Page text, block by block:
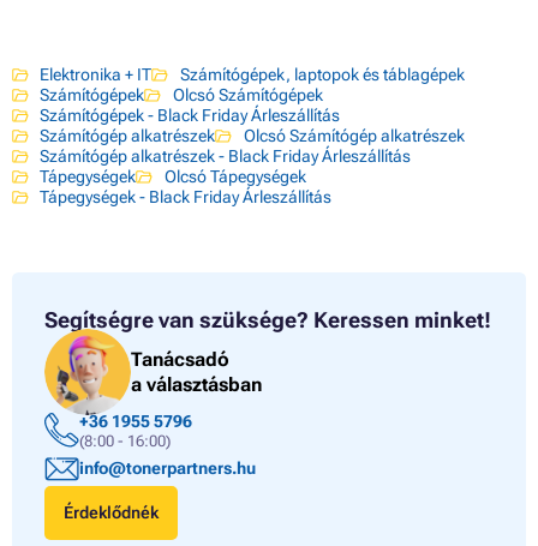
Elektronika + IT
Számítógépek, laptopok és táblagépek
Számítógépek
Olcsó Számítógépek
Számítógépek - Black Friday Árleszállítás
Számítógép alkatrészek
Olcsó Számítógép alkatrészek
Számítógép alkatrészek - Black Friday Árleszállítás
Tápegységek
Olcsó Tápegységek
Tápegységek - Black Friday Árleszállítás
Segítségre van szüksége? Keressen minket!
Tanácsadó
a választásban
+36 1955 5796
(8:00 - 16:00)
info@tonerpartners.hu
Érdeklődnék